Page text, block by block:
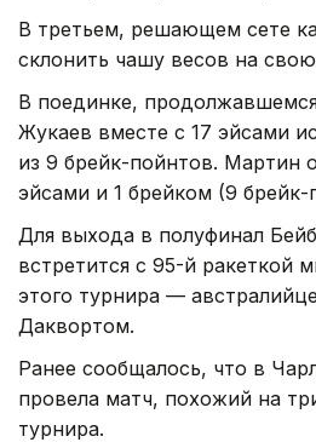
В третьем, решающем сете
склонить чашу весов на
В поединке,
Жукаев вместе с 17 эйсами
из 9 брейк-пойнтов. Мартин
эйсами и 1 брейком (9 брейк-
Для выхода в полуфинал
встретится с 95-й ракеткой
этого турнира —
Даквортом.
Ранее сообщалось, что в
провела матч, похожий на
турнира.